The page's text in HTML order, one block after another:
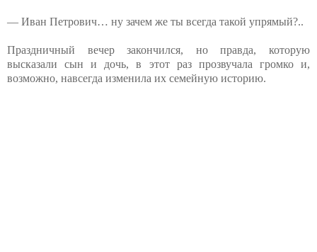
— Иван Петрович… ну зачем же ты всегда такой упрямый?..
Праздничный вечер закончился, но правда, которую
высказали сын и дочь, в этот раз прозвучала громко и,
возможно, навсегда изменила их семейную историю.